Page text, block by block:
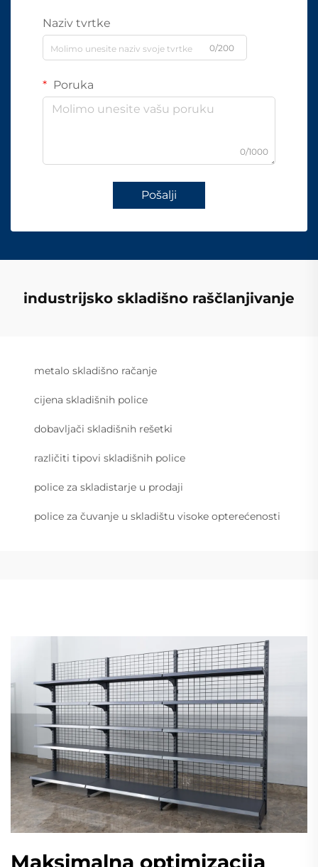
Naziv tvrtke
0/200
Poruka
0/1000
Pošalji
industrijsko skladišno raščlanjivanje
metalo skladišno račanje
cijena skladišnih police
dobavljači skladišnih rešetki
različiti tipovi skladišnih police
police za skladistarje u prodaji
police za čuvanje u skladištu visoke opterećenosti